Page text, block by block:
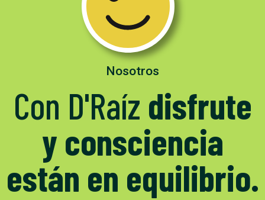
Nosotros
Con D'Raíz disfrute
y consciencia
están en equilibrio.